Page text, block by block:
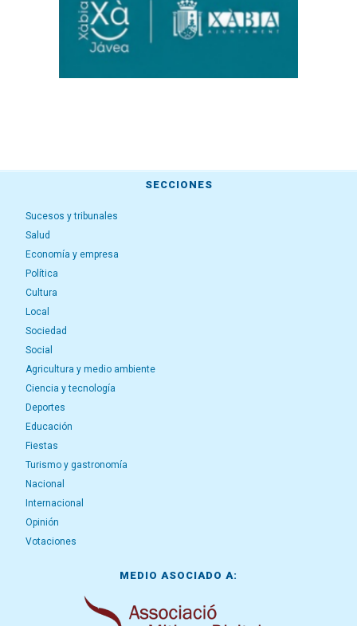
SECCIONES
Sucesos y tribunales
Salud
Economía y empresa
Política
Cultura
Local
Sociedad
Social
Agricultura y medio ambiente
Ciencia y tecnología
Deportes
Educación
Fiestas
Turismo y gastronomía
Nacional
Internacional
Opinión
Votaciones
MEDIO ASOCIADO A: